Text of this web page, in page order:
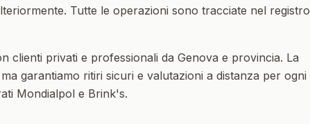
Tutte le operazioni sono tracciate nel registro
clienti privati e professionali da Genova e provincia. La
garantiamo ritiri sicuri e valutazioni a distanza per ogni
Mondialpol e Brink's.